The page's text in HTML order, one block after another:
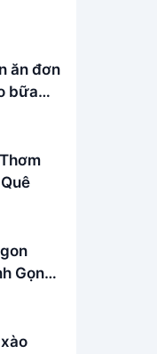
ăn đơn
bữa
Gọn,